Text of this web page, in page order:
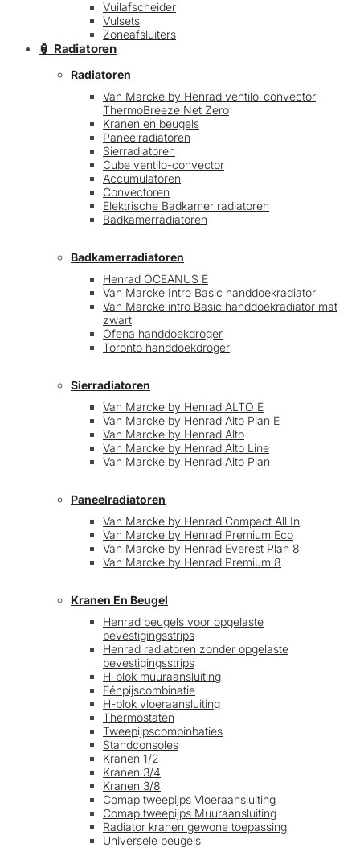
Vuilafscheider
Vulsets
Zoneafsluiters
🏮 Radiatoren
Radiatoren
Van Marcke by Henrad ventilo-convector
ThermoBreeze Net Zero
Kranen en beugels
Paneelradiatoren
Sierradiatoren
Cube ventilo-convector
Accumulatoren
Convectoren
Elektrische Badkamer radiatoren
Badkamerradiatoren
Badkamerradiatoren
Henrad OCEANUS E
Van Marcke Intro Basic handdoekradiator
Van Marcke intro Basic handdoekradiator mat
zwart
Ofena handdoekdroger
Toronto handdoekdroger
Sierradiatoren
Van Marcke by Henrad ALTO E
Van Marcke by Henrad Alto Plan E
Van Marcke by Henrad Alto
Van Marcke by Henrad Alto Line
Van Marcke by Henrad Alto Plan
Paneelradiatoren
Van Marcke by Henrad Compact All In
Van Marcke by Henrad Premium Eco
Van Marcke by Henrad Everest Plan 8
Van Marcke by Henrad Premium 8
Kranen En Beugel
Henrad beugels voor opgelaste
bevestigingsstrips
Henrad radiatoren zonder opgelaste
bevestigingsstrips
H-blok muuraansluiting
Eénpijscombinatie
H-blok vloeraansluiting
Thermostaten
Tweepijpscombinbaties
Standconsoles
Kranen 1/2
Kranen 3/4
Kranen 3/8
Comap tweepijps Vloeraansluiting
Comap tweepijps Muuraansluiting
Radiator kranen gewone toepassing
Universele beugels